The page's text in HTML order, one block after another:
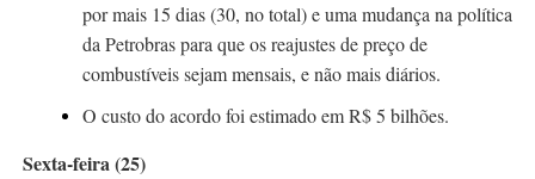
por mais 15 dias (30, no total) e uma mudança na política
da Petrobras para que os reajustes de preço de
combustíveis sejam mensais, e não mais diários.
O custo do acordo foi estimado em R$ 5 bilhões.
Sexta-feira (25)